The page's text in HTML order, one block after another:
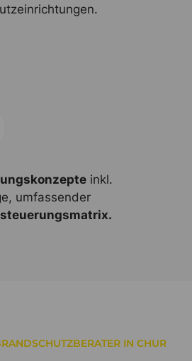
inkl.
umfassender
IN CHUR